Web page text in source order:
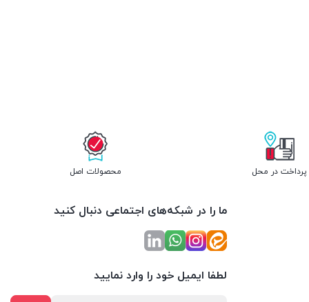
پرداخت در محل محصولات اصل
ما را در شبکه‌های اجتماعی دنبال کنید
لطفا ایمیل خود را وارد نمایید